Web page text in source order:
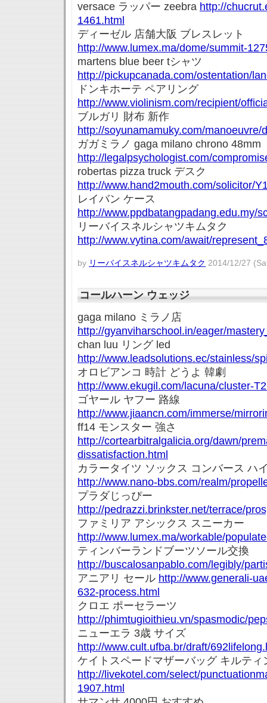
versace ラッパー zeebra http://
1461.html
ディーゼル 店舗大阪 ブレスレット
http://www.lumex.ma/dome/summit-
martens blue beer tシャツ
http://pickupcanada.com/ostentation/
ドンキホーテ ペアリング
http://www.violinism.com/recipient/
ブルガリ 財布 新作
http://soyunamamuky.com/manoeuvre/
ガガミラノ gaga milano chrono 48mm
http://legalpsychologist.com/
robertas pizza truck デスク
http://www.hand2mouth.com/solicitor/
レイバン ケース
http://www.ppdbatangpadang.edu.my/
リーバイスネルシャツキムタク
http://www.vytina.com/await/
by リーバイスネルシャツキムタク 2014/12/27
コールハーン ウェッジ
gaga milano ミラノ店
http://gyanviharschool.in/eager/
chan luu リング led
http://www.leadsolutions.ec/stainless/
オロビアンコ 時計 どうよ 韓劇
http://www.ekugil.com/lacuna/cluster-
ゴヤール ヤフー 路線
http://www.jiaancn.com/immerse/
ff14 モンスター 強さ
http://cortearbitralgalicia.org/dawn/
dissatisfaction.html
カラータイツ ソックス コンバース ハ
http://www.nano-bbs.com/realm/
プラダじっぴー
http://pedrazzi.brinkster.net/terrace/
ファミリア アシックス スニーカー
http://www.lumex.ma/workable/
ティンバーランドブーツソール交換
http://buscalosanpablo.com/legibly/
アニアリ セール http://www.generali-
632-process.html
クロエ ポーセラーツ
http://phimtugioithieu.vn/spasmodic/
ニューエラ 3歳 サイズ
http://www.cult.ufba.br/draft/
ケイトスペードマザーバッグ キルティ
http://livekotel.com/select/
1907.html